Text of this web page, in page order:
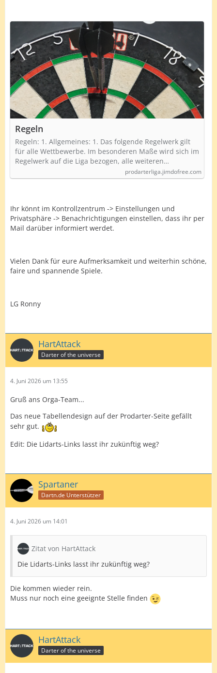
Regeln
Regeln: 1. Allgemeines: 1. Das folgende Regelwerk gilt
für alle Wettbewerbe. Im besonderen Maße wird sich im
Regelwerk auf die Liga bezogen, alle weiteren…
prodarterliga.jimdofree.com
Ihr könnt im Kontrollzentrum -> Einstellungen und
Privatsphäre -> Benachrichtigungen einstellen, dass ihr per
Mail darüber informiert werdet.
Vielen Dank für eure Aufmerksamkeit und weiterhin schöne,
faire und spannende Spiele.
LG Ronny
HartAttack
Darter of the universe
4. Juni 2026 um 13:55
Gruß ans Orga-Team...
Das neue Tabellendesign auf der Prodarter-Seite gefällt
sehr gut.
Edit: Die Lidarts-Links lasst ihr zukünftig weg?
Spartaner
Dartn.de Unterstützer
4. Juni 2026 um 14:01
Zitat von HartAttack
Die Lidarts-Links lasst ihr zukünftig weg?
Die kommen wieder rein.
Muss nur noch eine geeignte Stelle finden
HartAttack
Darter of the universe